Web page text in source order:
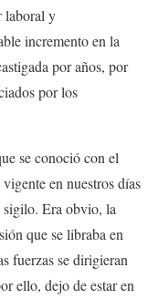
laboral y
incremento en la
por años, por
por los
se conoció con el
en nuestros días
sigilo. Era obvio, la
que se libraba en
fuerzas se dirigieran
ello, dejo de estar en